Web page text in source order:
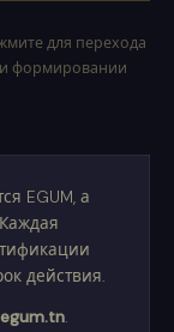
для перехода
формировании
EGUM, а
действия.
egum.tn.